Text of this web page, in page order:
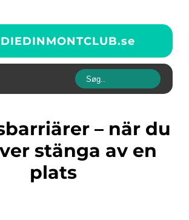
se
stänga av en
plats